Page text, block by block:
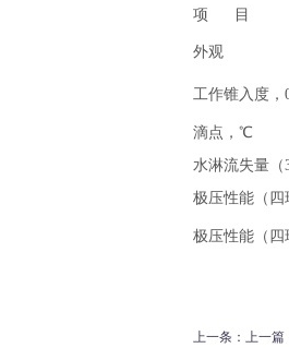
项 目
外观
工作锥入度，
滴点，℃
水淋流失
极压性能（四
极压性能（四
上一条：上一篇